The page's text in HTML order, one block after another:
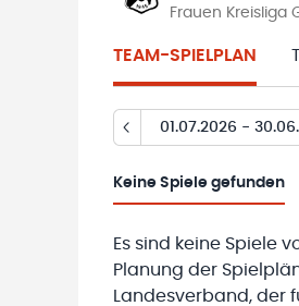
Frauen Kreisliga
TEAM-SPIELPLAN
01.07.2026 -
Keine Spiele gefunden
Es sind keine Spiele
Planung der
Landesverband, der